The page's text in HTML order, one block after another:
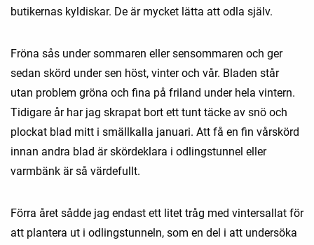
butikernas kyldiskar. De är mycket lätta att odla själv.
Fröna sås under sommaren eller sensommaren och ger
sedan skörd under sen höst, vinter och vår. Bladen står
utan problem gröna och fina på friland under hela vintern.
Tidigare år har jag skrapat bort ett tunt täcke av snö och
plockat blad mitt i smällkalla januari. Att få en fin vårskörd
innan andra blad är skördeklara i odlingstunnel eller
varmbänk är så värdefullt.
Förra året sådde jag endast ett litet tråg med vintersallat för
att plantera ut i odlingstunneln, som en del i att undersöka